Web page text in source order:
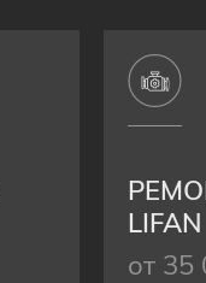
LIFAN
от 35